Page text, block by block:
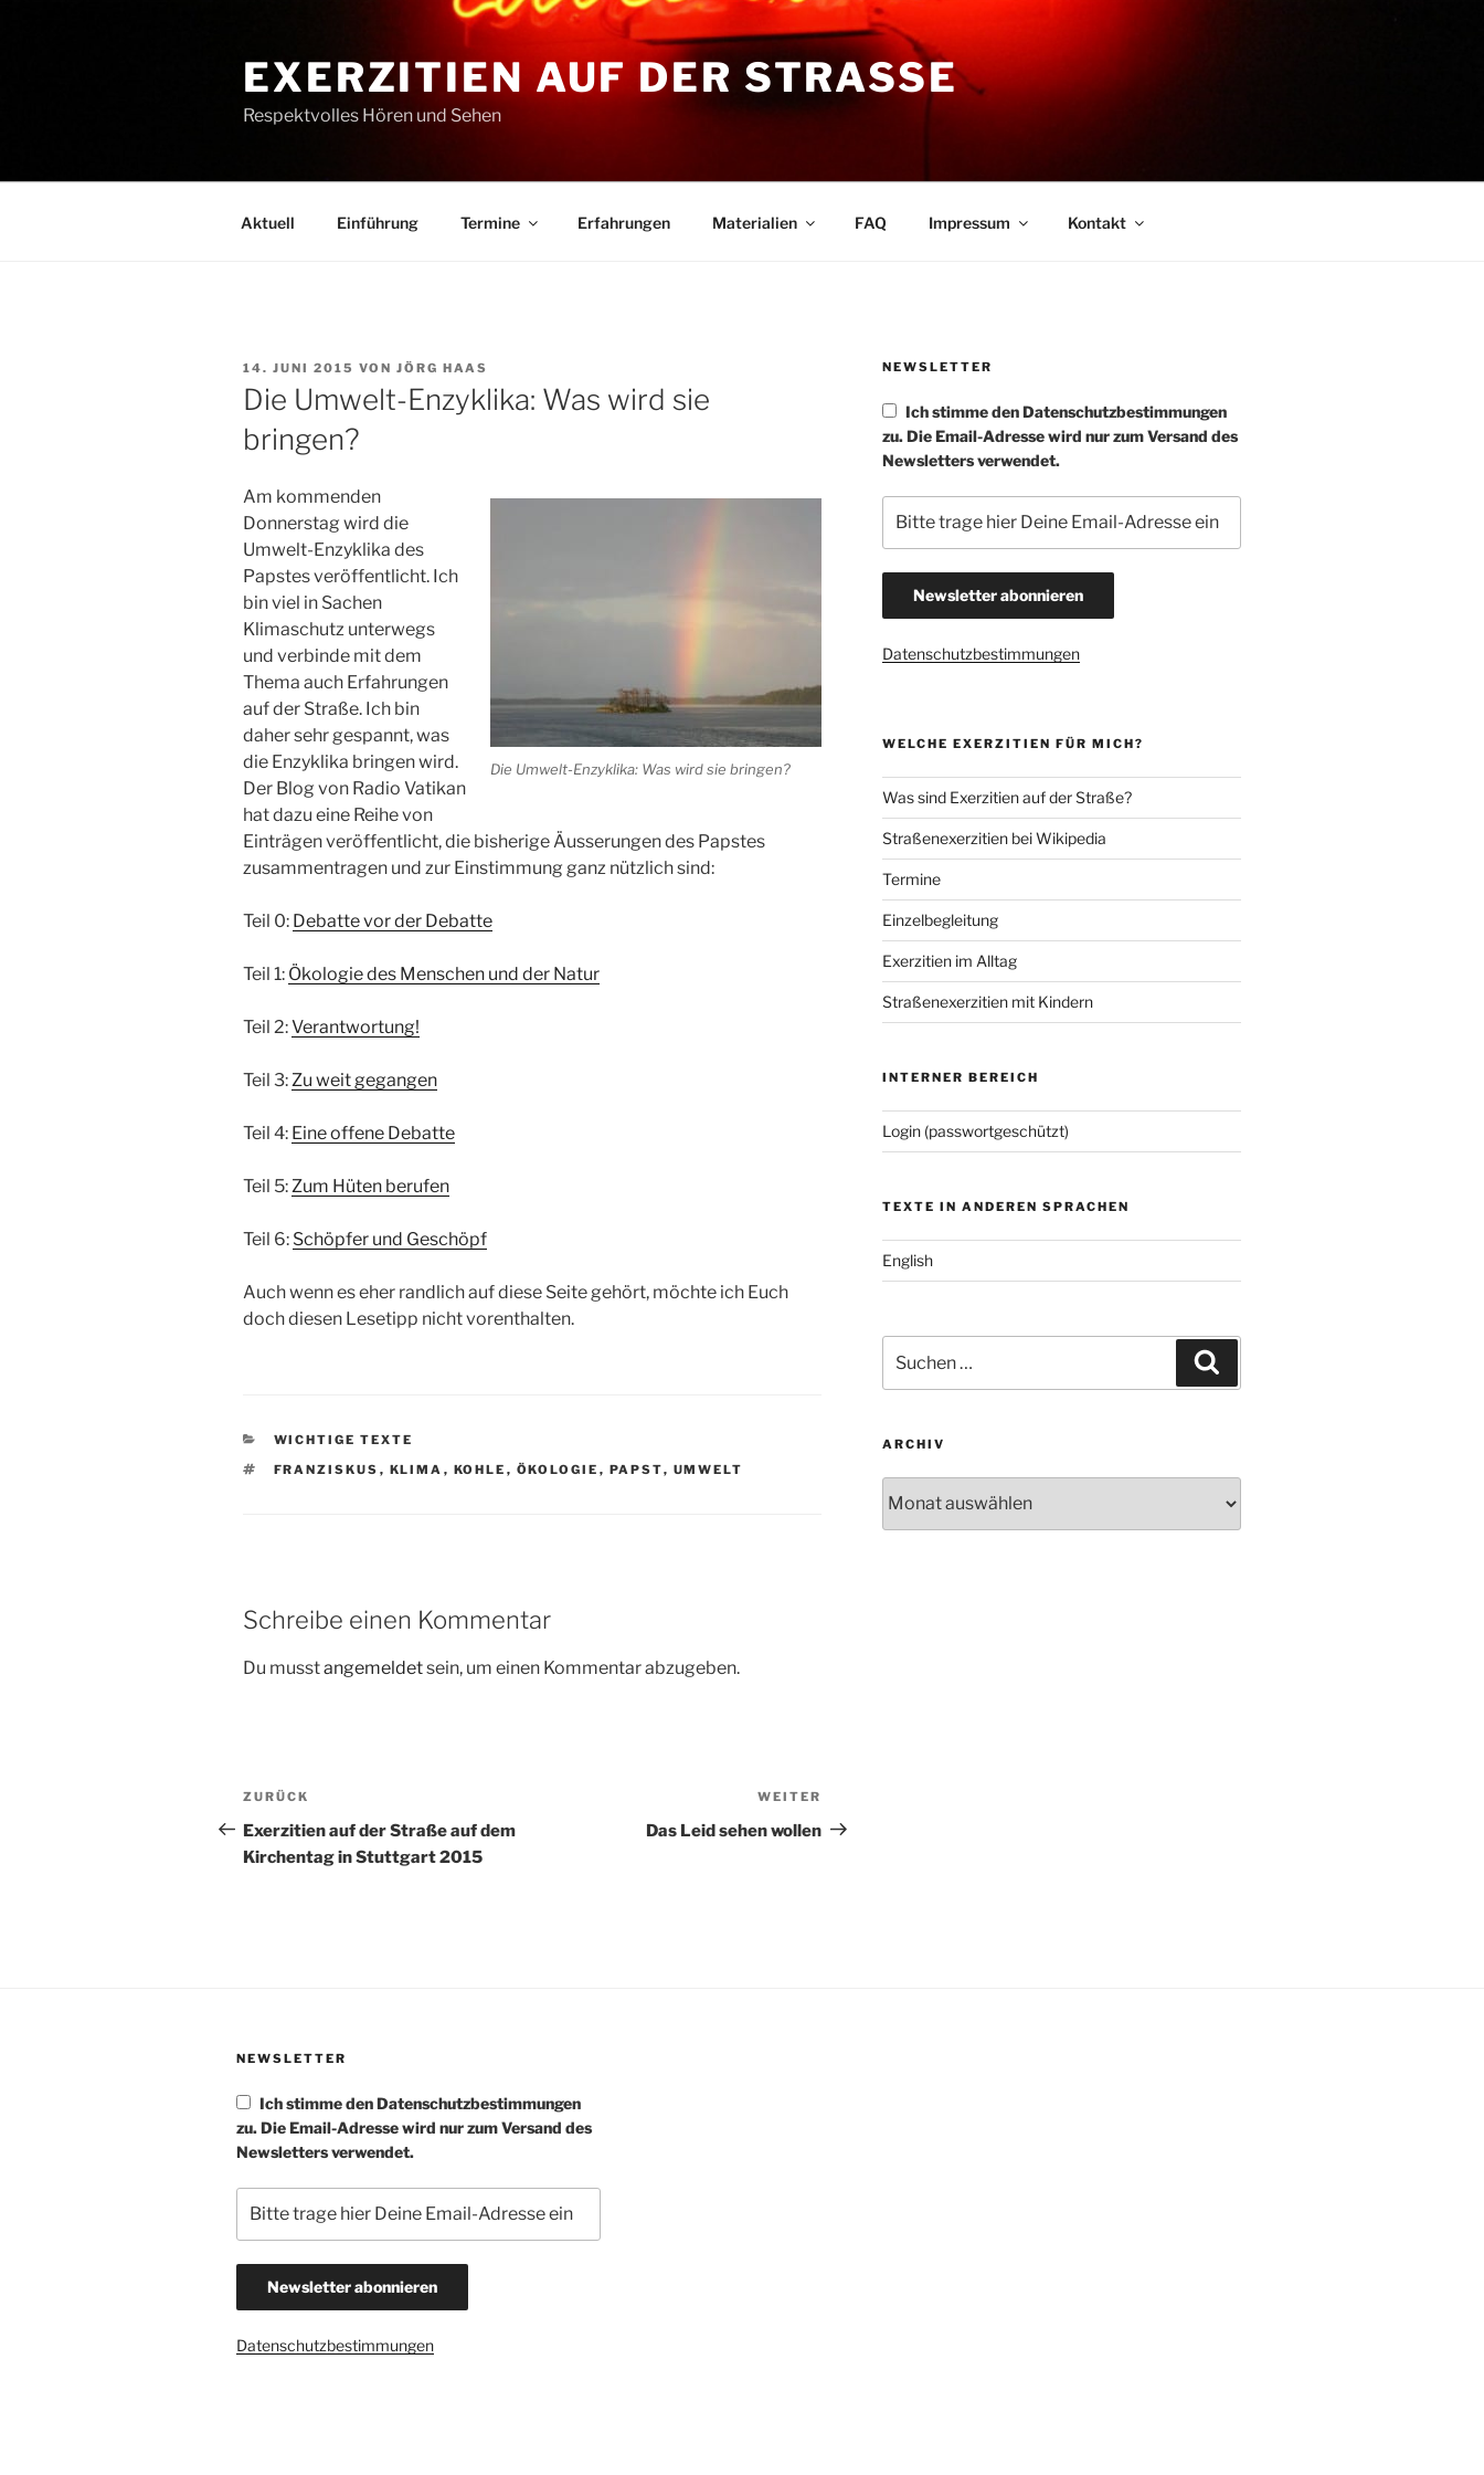
EXERZITIEN AUF DER STRASSE
Respektvolles Hören und Sehen
Aktuell Einführung Termine Erfahrungen Materialien FAQ Impressum Kontakt
VERÖFFENTLICHT
AM
14. JUNI 2015 VON JÖRG HAAS
Die Umwelt-Enzyklika: Was wird sie
bringen?
Die Umwelt-Enzyklika: Was wird sie bringen?
Am kommenden
Donnerstag wird die
Umwelt-Enzyklika des
Papstes veröffentlicht. Ich
bin viel in Sachen
Klimaschutz unterwegs
und verbinde mit dem
Thema auch Erfahrungen
auf der Straße. Ich bin
daher sehr gespannt, was
die Enzyklika bringen wird.
Der Blog von Radio Vatikan
hat dazu eine Reihe von
Einträgen veröffentlicht, die bisherige Äusserungen des Papstes
zusammentragen und zur Einstimmung ganz nützlich sind:
Teil 0: Debatte vor der Debatte
Teil 1: Ökologie des Menschen und der Natur
Teil 2:Verantwortung!
Teil 3:Zu weit gegangen
Teil 4: Eine offene Debatte
Teil 5:Zum Hüten berufen
Teil 6: Schöpfer und Geschöpf
Auch wenn es eher randlich auf diese Seite gehört, möchte ich Euch
doch diesen Lesetipp nicht vorenthalten.
KATEGORIEN
WICHTIGE TEXTE
SCHLAGWÖRTER
FRANZISKUS , KLIMA , KOHLE , ÖKOLOGIE , PAPST, UMWELT
Schreibe einen Kommentar
Du musstangemeldetsein, um einen Kommentar abzugeben.
Beitragsnavigation
Vorheriger
Beitrag
ZURÜCK
Exerzitien auf der Straße auf dem
Kirchentag in Stuttgart 2015
Beitrag
WEITER
Das Leid sehen wollen
NEWSLETTER
Ich stimme den Datenschutzbestimmungen
zu. Die Email-Adresse wird nur zum Versand des
Newsletters verwendet.
Datenschutzbestimmungen
WELCHE EXERZITIEN FÜR MICH?
Was sind Exerzitien auf der Straße?
Straßenexerzitien bei Wikipedia
Termine
Einzelbegleitung
Exerzitien im Alltag
Straßenexerzitien mit Kindern
INTERNER BEREICH
Login (passwortgeschützt)
TEXTE IN ANDEREN SPRACHEN
English
nach:
ARCHIV
NEWSLETTER
Ich stimme den Datenschutzbestimmungen
zu. Die Email-Adresse wird nur zum Versand des
Newsletters verwendet.
Datenschutzbestimmungen